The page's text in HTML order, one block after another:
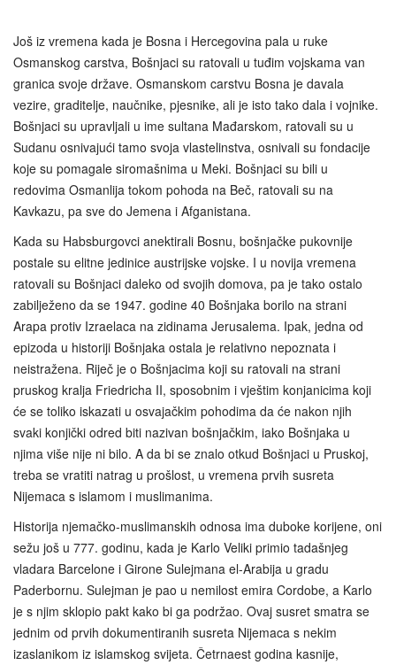
Još iz vremena kada je Bosna i Hercegovina pala u ruke
Osmanskog carstva, Bošnjaci su ratovali u tuđim vojskama van
granica svoje države. Osmanskom carstvu Bosna je davala
vezire, graditelje, naučnike, pjesnike, ali je isto tako dala i vojnike.
Bošnjaci su upravljali u ime sultana Mađarskom, ratovali su u
Sudanu osnivajući tamo svoja vlastelinstva, osnivali su fondacije
koje su pomagale siromašnima u Meki. Bošnjaci su bili u
redovima Osmanlija tokom pohoda na Beč, ratovali su na
Kavkazu, pa sve do Jemena i Afganistana.
Kada su Habsburgovci anektirali Bosnu, bošnjačke pukovnije
postale su elitne jedinice austrijske vojske. I u novija vremena
ratovali su Bošnjaci daleko od svojih domova, pa je tako ostalo
zabilježeno da se 1947. godine 40 Bošnjaka borilo na strani
Arapa protiv Izraelaca na zidinama Jerusalema. Ipak, jedna od
epizoda u historiji Bošnjaka ostala je relativno nepoznata i
neistražena. Riječ je o Bošnjacima koji su ratovali na strani
pruskog kralja Friedricha II, sposobnim i vještim konjanicima koji
će se toliko iskazati u osvajačkim pohodima da će nakon njih
svaki konjički odred biti nazivan bošnjačkim, iako Bošnjaka u
njima više nije ni bilo. A da bi se znalo otkud Bošnjaci u Pruskoj,
treba se vratiti natrag u prošlost, u vremena prvih susreta
Nijemaca s islamom i muslimanima.
Historija njemačko-muslimanskih odnosa ima duboke korijene, oni
sežu još u 777. godinu, kada je Karlo Veliki primio tadašnjeg
vladara Barcelone i Girone Sulejmana el-Arabija u gradu
Paderbornu. Sulejman je pao u nemilost emira Cordobe, a Karlo
je s njim sklopio pakt kako bi ga podržao. Ovaj susret smatra se
jednim od prvih dokumentiranih susreta Nijemaca s nekim
izaslanikom iz islamskog svijeta. Četrnaest godina kasnije,